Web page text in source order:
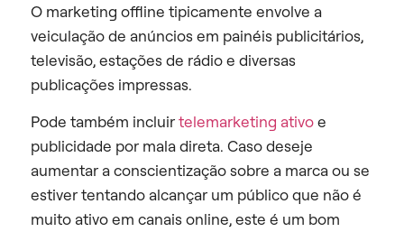
O marketing offline tipicamente envolve a
veiculação de anúncios em painéis publicitários,
televisão, estações de rádio e diversas
publicações impressas.
Pode também incluirtelemarketing ativoe
publicidade por mala direta. Caso deseje
aumentar a conscientização sobre a marca ou se
estiver tentando alcançar um público que não é
muito ativo em canais online, este é um bom